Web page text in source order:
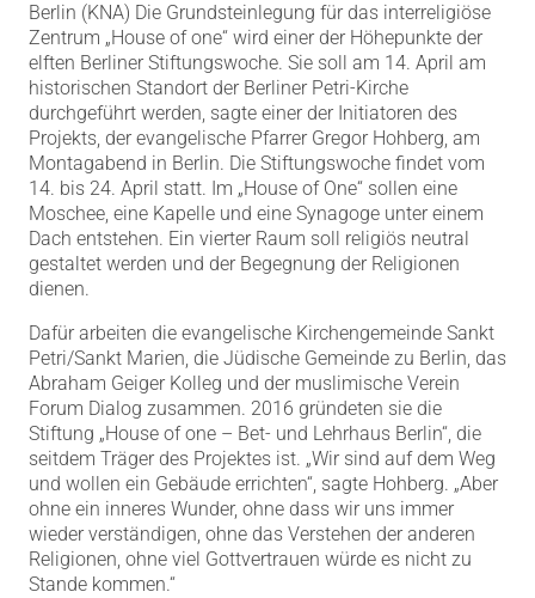
Berlin (KNA) Die Grundsteinlegung für das interreligiöse
Zentrum „House of one“ wird einer der Höhepunkte der
elften Berliner Stiftungswoche. Sie soll am 14. April am
historischen Standort der Berliner Petri-Kirche
durchgeführt werden, sagte einer der Initiatoren des
Projekts, der evangelische Pfarrer Gregor Hohberg, am
Montagabend in Berlin. Die Stiftungswoche findet vom
14. bis 24. April statt. Im „House of One“ sollen eine
Moschee, eine Kapelle und eine Synagoge unter einem
Dach entstehen. Ein vierter Raum soll religiös neutral
gestaltet werden und der Begegnung der Religionen
dienen.
Dafür arbeiten die evangelische Kirchengemeinde Sankt
Petri/Sankt Marien, die Jüdische Gemeinde zu Berlin, das
Abraham Geiger Kolleg und der muslimische Verein
Forum Dialog zusammen. 2016 gründeten sie die
Stiftung „House of one – Bet- und Lehrhaus Berlin“, die
seitdem Träger des Projektes ist. „Wir sind auf dem Weg
und wollen ein Gebäude errichten“, sagte Hohberg. „Aber
ohne ein inneres Wunder, ohne dass wir uns immer
wieder verständigen, ohne das Verstehen der anderen
Religionen, ohne viel Gottvertrauen würde es nicht zu
Stande kommen.“